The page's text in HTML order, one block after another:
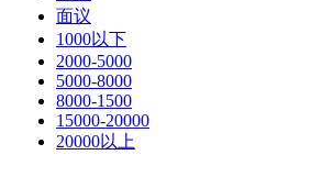
面议
1000以下
2000-5000
5000-8000
8000-1500
15000-20000
20000以上